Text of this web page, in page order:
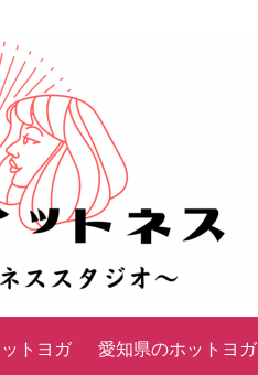
トヨガ 愛知県のホットヨガ